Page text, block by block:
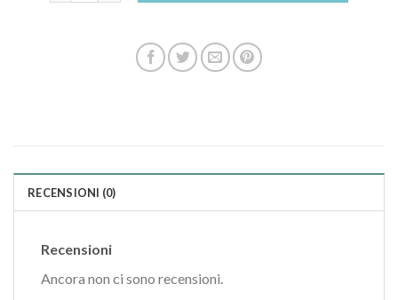
RECENSIONI (0)
Recensioni
Ancora non ci sono recensioni.